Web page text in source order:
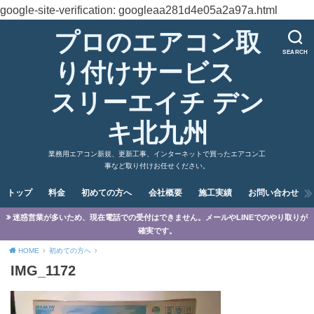
google-site-verification: googleaa281d4e05a2a97a.html
SEARCH
プロのエアコン取
り付けサービス
スリーエイチ デン
キ北九州
業務用エアコン新規、更新工事、インターネットで買ったエアコン工
事など取り付けお任せください。
トップ 料金 初めての方へ 会社概要 施工実績 お問い合わせ
迷惑営業が多いため、現在電話での受付はできません。メールやLINEでのやり取りが
確実です。
HOME 初めての方へ
IMG_1172